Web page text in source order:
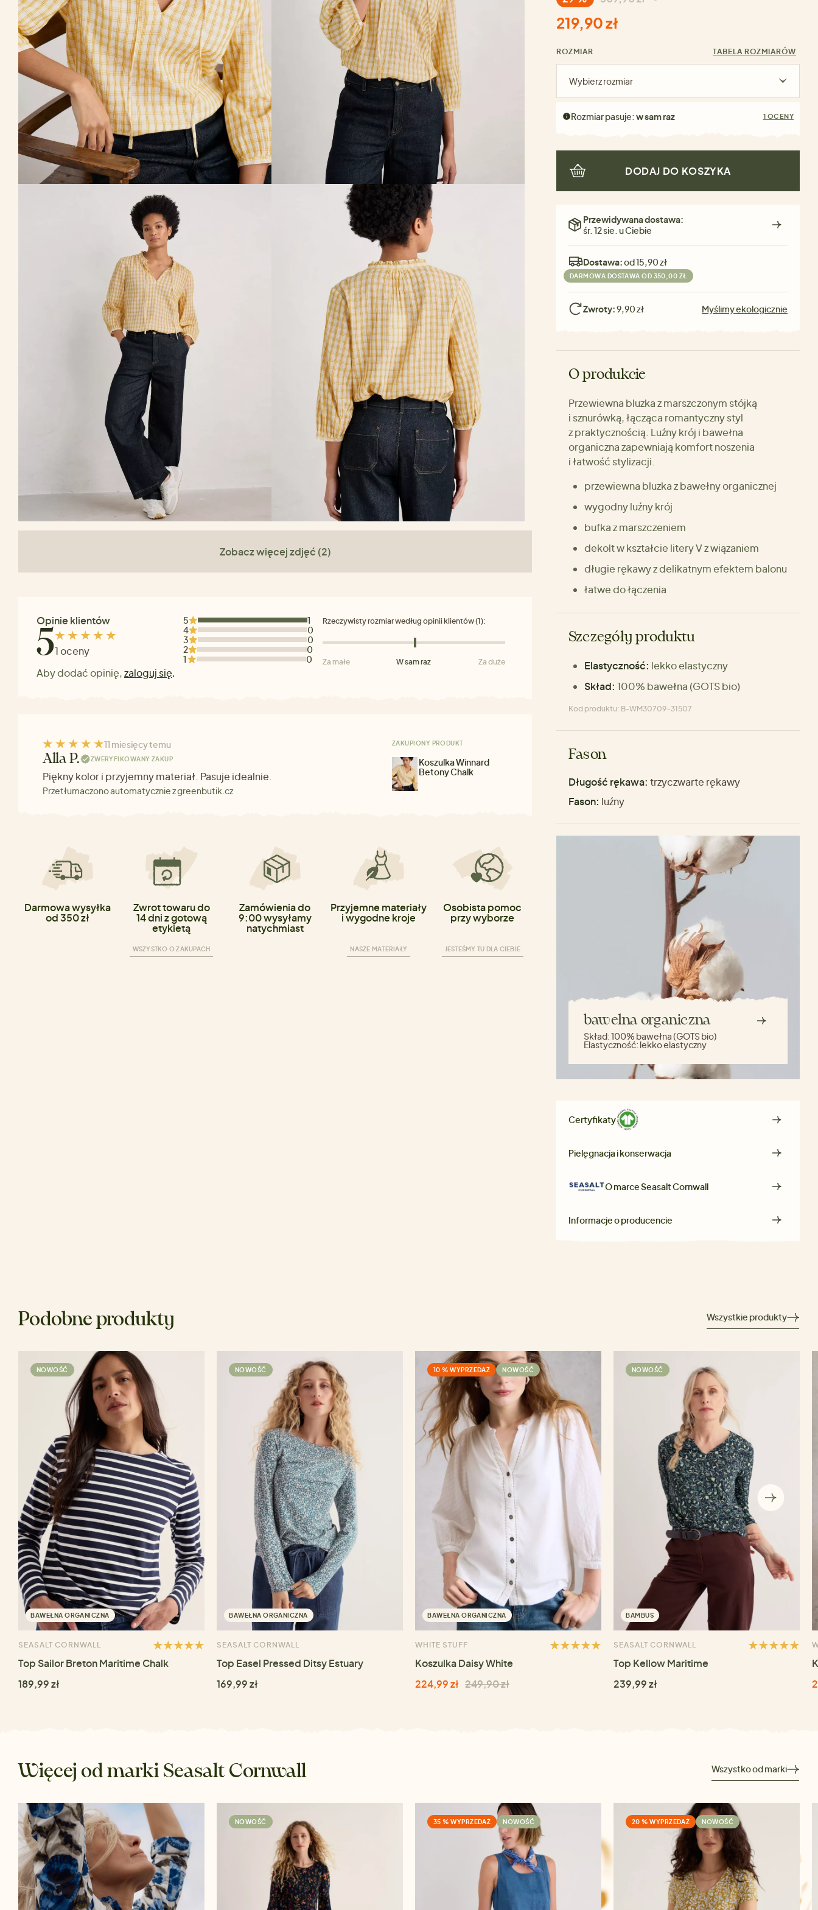
Zobacz więcej zdjęć (2)
Opinie klientów
51 oceny
Aby dodać opinię,zaloguj się.
5
1
4
0
3
0
2
0
1
0
Rzeczywisty rozmiar według opinii klientów (1):
Za małe W sam raz Za duże
11 miesięcy temu
Alla P. ZWERYFIKOWANY ZAKUP
Piękny kolor i przyjemny materiał. Pasuje idealnie.
Przetłumaczono automatycznie z greenbutik.cz
ZAKUPIONY PRODUKT
Koszulka Winnard
Betony Chalk
Darmowa wysyłka
od 350 zł
Zwrot towaru do
14 dni z gotową
etykietą
WSZYSTKO O ZAKUPACH
Zamówienia do
9:00 wysyłamy
natychmiast
Przyjemne materiały
i wygodne kroje
NASZE MATERIAŁY
Osobista pomoc
przy wyborze
JESTEŚMY TU DLA CIEBIE
219,90 zł
ROZMIAR TABELA ROZMIARÓW
Wybierz rozmiar
Rozmiar pasuje:w sam raz 1 OCENY
DODAJ DO KOSZYKA
Przewidywana dostawa:
śr. 12 sie. u Ciebie
Dostawa:od 15,90 zł
DARMOWA DOSTAWA OD 350,00 ZŁ
Zwroty:9,90 zł Myślimy ekologicznie
O produkcie
Przewiewna bluzka z marszczonym stójką
i sznurówką, łącząca romantyczny styl
z praktycznością. Luźny krój i bawełna
organiczna zapewniają komfort noszenia
i łatwość stylizacji.
przewiewna bluzka z bawełny organicznej
wygodny luźny krój
bufka z marszczeniem
dekolt w kształcie litery V z wiązaniem
długie rękawy z delikatnym efektem balonu
łatwe do łączenia
Szczegóły produktu
Elastyczność: lekko elastyczny
Skład: 100% bawełna (GOTS bio)
Kod produktu: B-WM30709-31507
Fason
Długość rękawa: trzyczwarte rękawy
Fason: luźny
bawełna organiczna
Skład:100% bawełna (GOTS bio)
Elastyczność: lekko elastyczny
Certyfikaty
Pielęgnacja i konserwacja
O marceSeasalt Cornwall
Informacje o producencie
Podobne produkty Wszystkie produkty
NOWOŚĆ
BAWEŁNA ORGANICZNA
SEASALT CORNWALL
Top Sailor Breton Maritime Chalk
189,99 zł
NOWOŚĆ
BAWEŁNA ORGANICZNA
SEASALT CORNWALL
Top Easel Pressed Ditsy Estuary
169,99 zł
10 % WYPRZEDAŻ NOWOŚĆ
BAWEŁNA ORGANICZNA
WHITE STUFF
Koszulka Daisy White
224,99 zł 249,90 zł
NOWOŚĆ
BAMBUS
SEASALT CORNWALL
Top Kellow Maritime
239,99 zł
Więcej od marki Seasalt Cornwall Wszystko od marki
NOWOŚĆ 35 % WYPRZEDAŻ NOWOŚĆ 20 % WYPRZEDAŻ NOWOŚĆ